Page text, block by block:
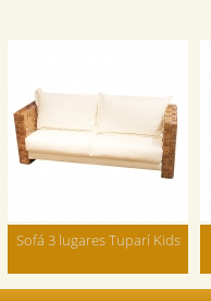
Sofá 3 lugares Tuparí Kids